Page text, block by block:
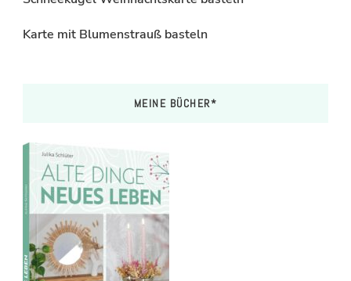
Karte mit Blumenstrauß basteln
MEINE BÜCHER*